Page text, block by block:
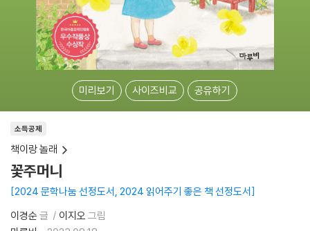
미리보기 사이즈비교 공유하기
소득공제
책이랑 놀래
꽃주머니
2024 문학나눔 선정도서, 2024 읽어주기 좋은 책 선정도서
이경순 글 이지오 그림